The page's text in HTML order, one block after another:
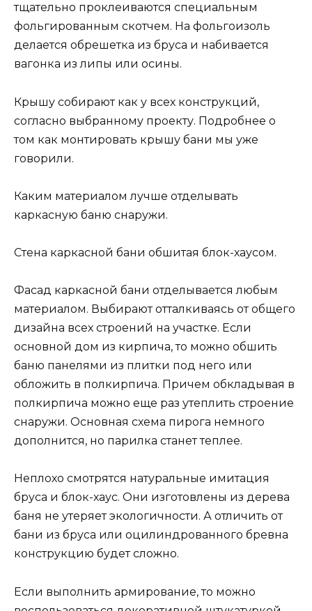
тщательно проклеиваются специальным
фольгированным скотчем. На фольгоизоль
делается обрешетка из бруса и набивается
вагонка из липы или осины.
Крышу собирают как у всех конструкций,
согласно выбранному проекту. Подробнее о
том как монтировать крышу бани мы уже
говорили.
Каким материалом лучше отделывать
каркасную баню снаружи.
Стена каркасной бани обшитая блок-хаусом.
Фасад каркасной бани отделывается любым
материалом. Выбирают отталкиваясь от общего
дизайна всех строений на участке. Если
основной дом из кирпича, то можно обшить
баню панелями из плитки под него или
обложить в полкирпича. Причем обкладывая в
полкирпича можно еще раз утеплить строение
снаружи. Основная схема пирога немного
дополнится, но парилка станет теплее.
Неплохо смотрятся натуральные имитация
бруса и блок-хаус. Они изготовлены из дерева
баня не утеряет экологичности. А отличить от
бани из бруса или оцилиндрованного бревна
конструкцию будет сложно.
Если выполнить армирование, то можно